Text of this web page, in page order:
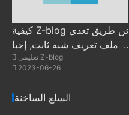
كيفية Z-blog عن طريق تعدي
ل ملف تعريف شبه ثابت, إجبا
ر الموقع على استخدام https
الوصول
تعليمي Z-blog
2023-06-26
السلع الساخنة